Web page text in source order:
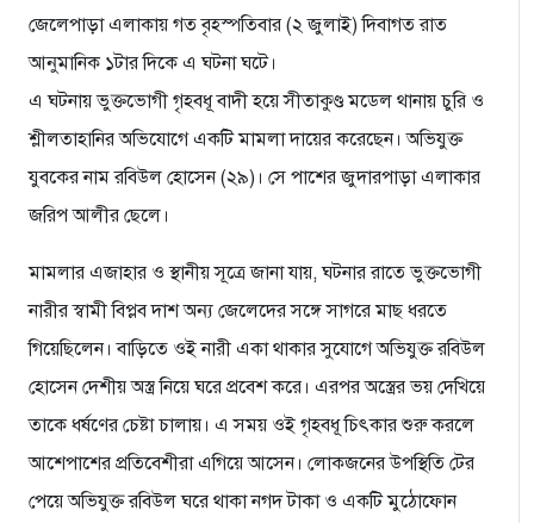
জেলেপাড়া এলাকায় গত বৃহস্পতিবার (২ জুলাই) দিবাগত রাত
আনুমানিক ১টার দিকে এ ঘটনা ঘটে।
​এ ঘটনায় ভুক্তভোগী গৃহবধূ বাদী হয়ে সীতাকুণ্ড মডেল থানায় চুরি ও
শ্লীলতাহানির অভিযোগে একটি মামলা দায়ের করেছেন। অভিযুক্ত
যুবকের নাম রবিউল হোসেন (২৯)। সে পাশের জুদারপাড়া এলাকার
জরিপ আলীর ছেলে।
​মামলার এজাহার ও স্থানীয় সূত্রে জানা যায়, ঘটনার রাতে ভুক্তভোগী
নারীর স্বামী বিপ্লব দাশ অন্য জেলেদের সঙ্গে সাগরে মাছ ধরতে
গিয়েছিলেন। বাড়িতে ওই নারী একা থাকার সুযোগে অভিযুক্ত রবিউল
হোসেন দেশীয় অস্ত্র নিয়ে ঘরে প্রবেশ করে। এরপর অস্ত্রের ভয় দেখিয়ে
তাকে ধর্ষণের চেষ্টা চালায়। এ সময় ওই গৃহবধূ চিৎকার শুরু করলে
আশেপাশের প্রতিবেশীরা এগিয়ে আসেন। লোকজনের উপস্থিতি টের
পেয়ে অভিযুক্ত রবিউল ঘরে থাকা নগদ টাকা ও একটি মুঠোফোন